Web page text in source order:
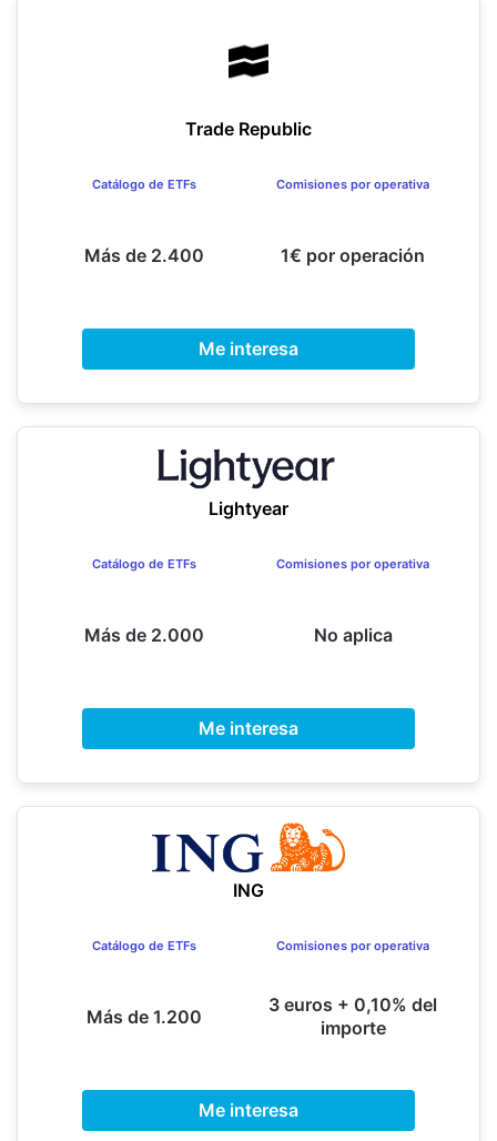
Trade Republic
Catálogo de ETFs
Más de 2.400
Comisiones por operativa
1€ por operación
Me interesa
Lightyear
Catálogo de ETFs
Más de 2.000
Comisiones por operativa
No aplica
Me interesa
ING
Catálogo de ETFs
Más de 1.200
Comisiones por operativa
3 euros + 0,10% del
importe
Me interesa